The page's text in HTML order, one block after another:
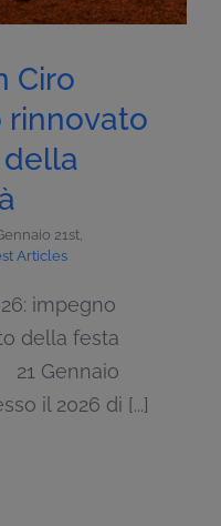
Ciro
rinnovato
21st,
Articles
impegno
della festa
Gennaio
il 2026 di [...]